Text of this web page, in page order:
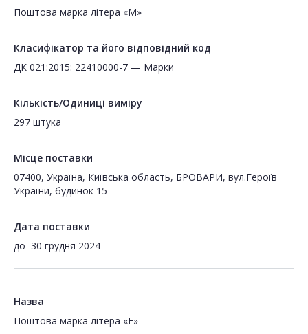
Поштова марка літера «M»
Класифікатор та його відповідний код
ДК 021:2015: 22410000-7 — Марки
Кількість/Одиниці виміру
297 штука
Місце поставки
07400, Україна, Київська область, БРОВАРИ, вул.Героїв
України, будинок 15
Дата поставки
до 30 грудня 2024
Назва
Поштова марка літера «F»